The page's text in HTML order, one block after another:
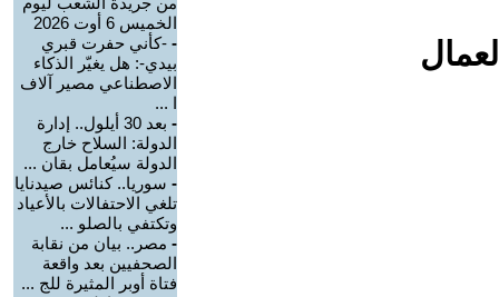
الخميس 6 أوت 2026
- -كأني حفرت قبري
بيدي-: هل يغيّر الذكاء
الاصطناعي مصير آلاف
ا ...
-
بعد 30 أيلول.. إدارة
الدولة: السلاح خارج
الدولة سيُعامل بقان ...
- سوريا.. كنائس صيدنايا
تلغي الاحتفالات بالأعياد
وتكتفي بالصلو ...
- مصر.. بيان من نقابة
الصحفيين بعد واقعة
فتاة أوبر المثيرة للج ...